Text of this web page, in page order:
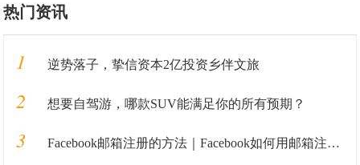
热门资讯
1 逆势落子，挚信资本2亿投资乡伴文旅
2 想要自驾游，哪款SUV能满足你的所有预期？
3 Facebook邮箱注册的方法｜Facebook如何用邮箱注册的教程全解析